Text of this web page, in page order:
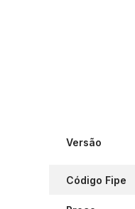
Versão
Código Fipe